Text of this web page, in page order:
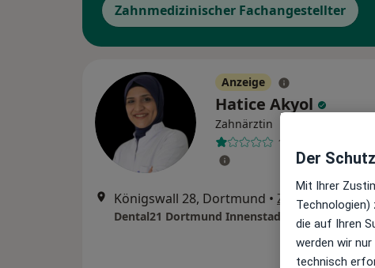
Zahnmedizinischer Fachangestellter
Anzeige
Hatice Akyol
Zahnärztin
1 Bewertung
Königswall 28, Dortmund • Zu Google Maps
Dental21 Dortmund Innenstadt
Der
Mit Ihrer
die auf Ihren
werden wir
technisch